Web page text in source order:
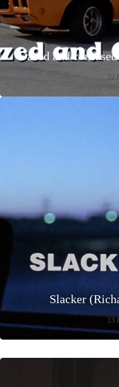
Dazed and
22
Slacker
13